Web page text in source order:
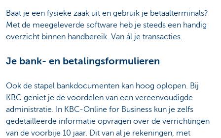
Baat je een fysieke zaak uit en gebruik je betaalterminals?
Met de meegeleverde software heb je steeds een handig
overzicht binnen handbereik. Van ál je transacties.
Je bank- en betalingsformulieren
Ook de stapel bankdocumenten kan hoog oplopen. Bij
KBC geniet je de voordelen van een vereenvoudigde
administratie. In KBC-Online for Business kun je zelfs
gedetailleerde informatie opvragen over de verrichtingen
van de voorbije 10 jaar. Dit van al je rekeningen, met